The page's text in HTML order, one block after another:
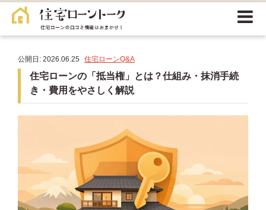
公開日: 2026.06.25 住宅ローンQ&A
住宅ローンの「抵当権」とは？仕組み・抹消手続
き・費用をやさしく解説